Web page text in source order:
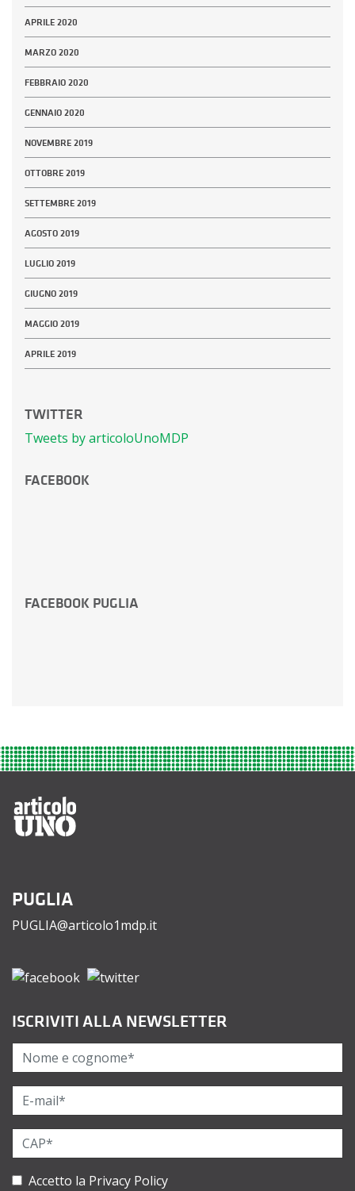
APRILE 2020
MARZO 2020
FEBBRAIO 2020
GENNAIO 2020
NOVEMBRE 2019
OTTOBRE 2019
SETTEMBRE 2019
AGOSTO 2019
LUGLIO 2019
GIUGNO 2019
MAGGIO 2019
APRILE 2019
TWITTER
Tweets by articoloUnoMDP
FACEBOOK
FACEBOOK PUGLIA
PUGLIA
PUGLIA@articolo1mdp.it
ISCRIVITI ALLA NEWSLETTER
Accetto la Privacy Policy